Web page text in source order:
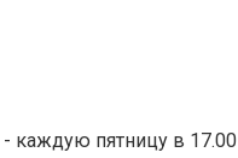
каждую пятницу в 17.00